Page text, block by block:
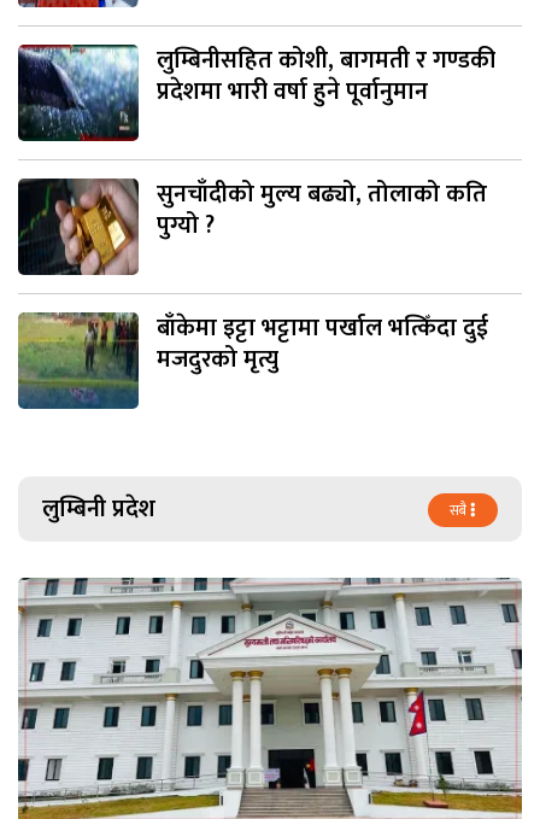
लुम्बिनीसहित कोशी, बागमती र गण्डकी
प्रदेशमा भारी वर्षा हुने पूर्वानुमान
सुनचाँदीको मुल्य बढ्यो, तोलाको कति
पुग्यो ?
बाँकेमा इट्टा भट्टामा पर्खाल भत्किँदा दुई
मजदुरको मृत्यु
लुम्बिनी प्रदेश सबै